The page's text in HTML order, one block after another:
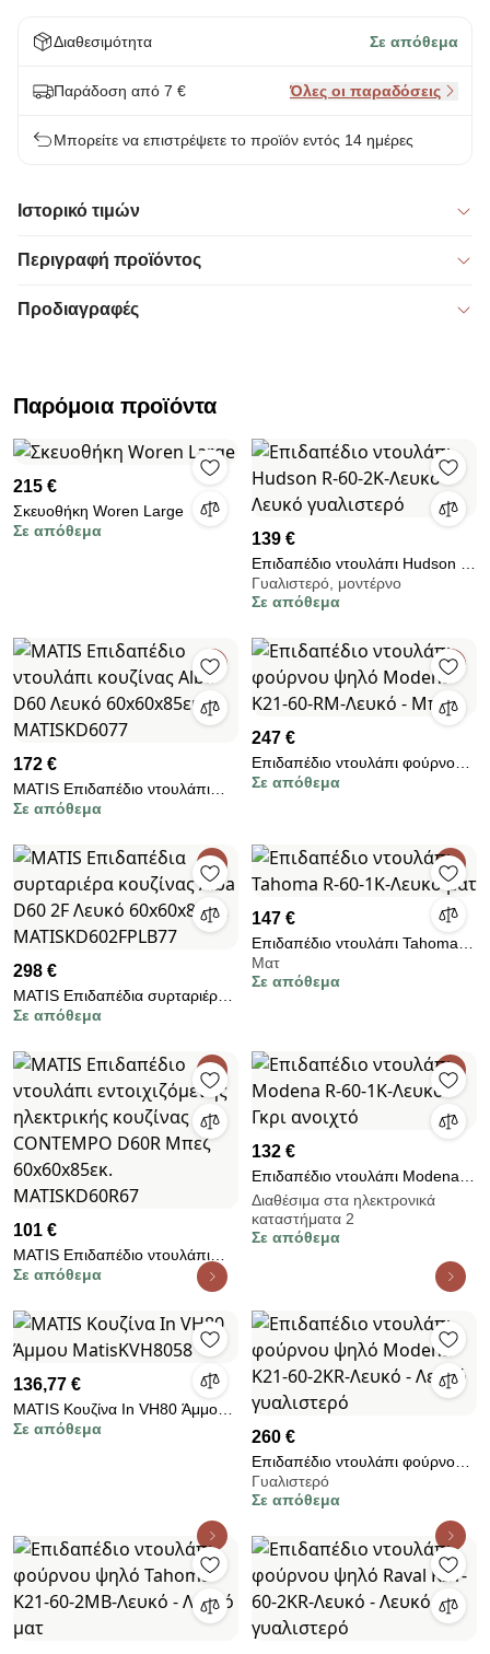
Διαθεσιμότητα Σε απόθεμα
Παράδοση από 7 € Όλες οι παραδόσεις
Μπορείτε να επιστρέψετε το προϊόν εντός 14 ημέρες
Ιστορικό τιμών
Περιγραφή προϊόντος
Προδιαγραφές
Παρόμοια προϊόντα
215 €
Σκευοθήκη Woren Large
Σε απόθεμα
139 €
Επιδαπέδιο ντουλάπι Hudson R-
60-2K-Λευκό - Λευκό γυαλιστερό
Γυαλιστερό, μοντέρνο
Σε απόθεμα
172 €
MATIS Επιδαπέδιο ντουλάπι
κουζίνας Alba D60 Λευκό
Σε απόθεμα
247 €
Επιδαπέδιο ντουλάπι φούρνου
ψηλό Modena K21-60-RM-
Σε απόθεμα
298 €
MATIS Επιδαπέδια συρταριέρα
κουζίνας Alba D60 2F Λευκό
MATISKD602FPLB77
Σε απόθεμα
147 €
Επιδαπέδιο ντουλάπι Tahoma
R-60-1K-Λευκό ματ
Ματ
Σε απόθεμα
101 €
MATIS Επιδαπέδιο ντουλάπι
εντοιχιζόμενης ηλεκτρικής
Μπεζ 60x60x85εκ.
MATISKD60R67
Σε απόθεμα
132 €
Επιδαπέδιο ντουλάπι Modena
R-60-1K-Λευκό - Γκρι ανοιχτό
Διαθέσιμα στα ηλεκτρονικά
καταστήματα 2
Σε απόθεμα
136,77 €
MATIS Κουζίνα In VH80 Άμμου
MatisKVH8058
Σε απόθεμα 260 €
Επιδαπέδιο ντουλάπι φούρνου
ψηλό Modena K21-60-2KR-
Λευκό - Λευκό γυαλιστερό
Γυαλιστερό
Σε απόθεμα